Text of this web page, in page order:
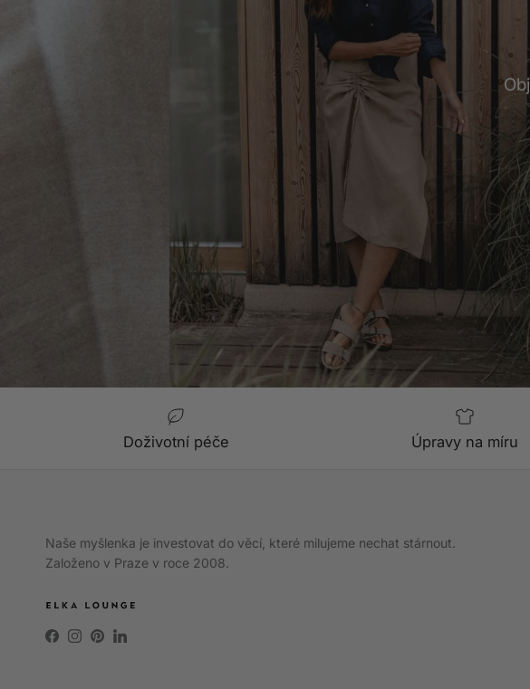
Doživotní péče Úpravy na míru
Naše myšlenka je investovat do věcí, které milujeme nechat stárnout.
Založeno v Praze v roce 2008.
Facebook
Instagram
PinterestLinkedIn